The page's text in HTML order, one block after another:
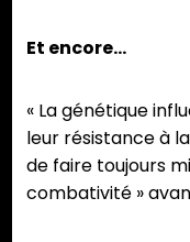
Et encore…
« La génétique
leur résistance à
de faire toujours
combativité »